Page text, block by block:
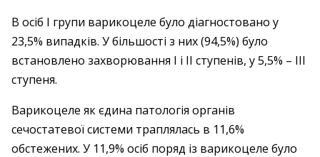
В осіб І групи варикоцеле було діаг­ностовано у
23,5% випадків. У більшості з них (94,5%) було
встановлено захворювання І і ІІ ступенів, у 5,5% – ​ІІІ
ступеня.
Варикоцеле як єдина патологія органів
сечостатевої системи траплялась в 11,6%
обстежених. У 11,9% осіб поряд із варикоцеле було